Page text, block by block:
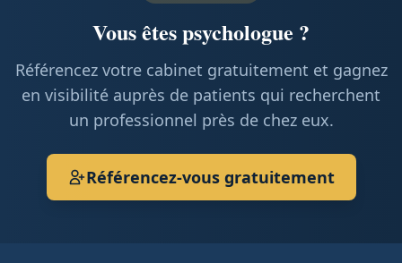
Vous êtes psychologue ?
Référencez votre cabinet gratuitement et gagnez
en visibilité auprès de patients qui recherchent
un professionnel près de chez eux.
Référencez-vous gratuitement